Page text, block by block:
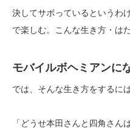
決してサボっているというわ
で楽しむ。こんな生き方・は
モバイルボヘミアンに
では、そんな生き方をするに
「どうせ本田さんと四角さん